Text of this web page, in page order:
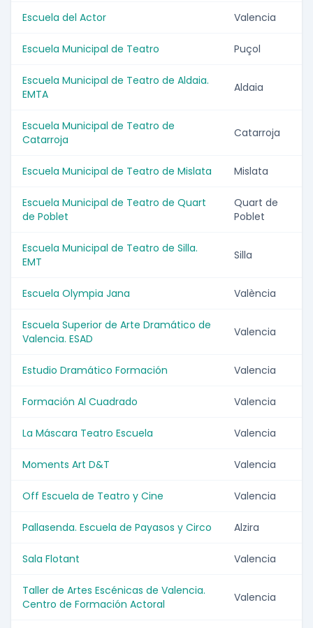
Escuela del Actor Valencia
Escuela Municipal de Teatro Puçol
Escuela Municipal de Teatro de Aldaia.
EMTA
Aldaia
Escuela Municipal de Teatro de
Catarroja
Catarroja
Escuela Municipal de Teatro de Mislata Mislata
Escuela Municipal de Teatro de Quart
de Poblet
Quart de
Poblet
Escuela Municipal de Teatro de Silla.
EMT
Silla
Escuela Olympia Jana València
Escuela Superior de Arte Dramático de
Valencia. ESAD
Valencia
Estudio Dramático Formación Valencia
Formación Al Cuadrado Valencia
La Máscara Teatro Escuela Valencia
Moments Art D&T Valencia
Off Escuela de Teatro y Cine Valencia
Pallasenda. Escuela de Payasos y Circo Alzira
Sala Flotant Valencia
Taller de Artes Escénicas de Valencia.
Centro de Formación Actoral
Valencia